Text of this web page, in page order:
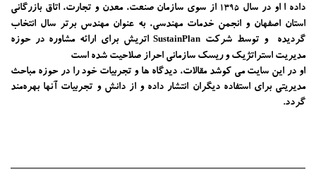
داده ا او در سال 1395 از سوی سازمان صنعت، معدن و تجارت، اتاق بازرگانی
استان اصفهان و انجمن خدمات مهندسی، به عنوان مهندس برتر سال انتخاب
گردیده و توسط شرکت
SustainPlanاتریش برای ارائه مشاوره در حوزه
مدیریت استراتژیک و ریسک سازمانی احراز صلاحیت شده است
او در این سایت می کوشد مقالات، دیدگاه ها و تجربیات خود را در حوزه مباحث
مدیریتی برای استفاده دیگران انتشار داده و از دانش و تجربیات آنها بهره‌مند
گردد.